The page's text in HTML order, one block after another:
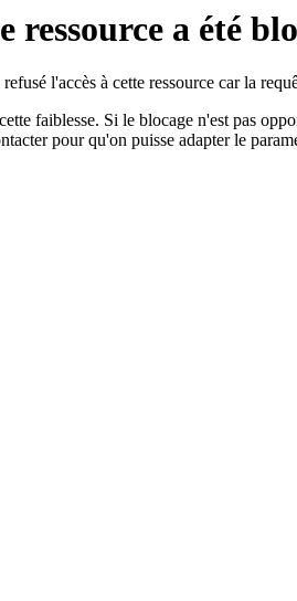
ressource a été
l'accès à cette ressource car la
faiblesse. Si le blocage n'est pas
pour qu'on puisse adapter le